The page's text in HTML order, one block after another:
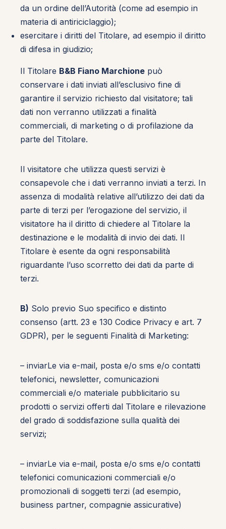
da un ordine dell’Autorità (come ad esempio in
materia di antiriciclaggio);
esercitare i diritti del Titolare, ad esempio il diritto
di difesa in giudizio;
Il Titolare B&B Fiano Marchione può
conservare i dati inviati all’esclusivo fine di
garantire il servizio richiesto dal visitatore; tali
dati non verranno utilizzati a finalità
commerciali, di marketing o di profilazione da
parte del Titolare.
Il visitatore che utilizza questi servizi è
consapevole che i dati verranno inviati a terzi. In
assenza di modalità relative all’utilizzo dei dati da
parte di terzi per l’erogazione del servizio, il
visitatore ha il diritto di chiedere al Titolare la
destinazione e le modalità di invio dei dati. Il
Titolare è esente da ogni responsabilità
riguardante l’uso scorretto dei dati da parte di
terzi.
B) Solo previo Suo specifico e distinto
consenso (artt. 23 e 130 Codice Privacy e art. 7
GDPR), per le seguenti Finalità di Marketing:
– inviarLe via e-mail, posta e/o sms e/o contatti
telefonici, newsletter, comunicazioni
commerciali e/o materiale pubblicitario su
prodotti o servizi offerti dal Titolare e rilevazione
del grado di soddisfazione sulla qualità dei
servizi;
– inviarLe via e-mail, posta e/o sms e/o contatti
telefonici comunicazioni commerciali e/o
promozionali di soggetti terzi (ad esempio,
business partner, compagnie assicurative)